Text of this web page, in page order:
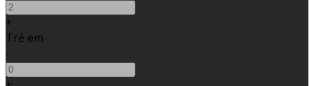
+
Trẻ em
-